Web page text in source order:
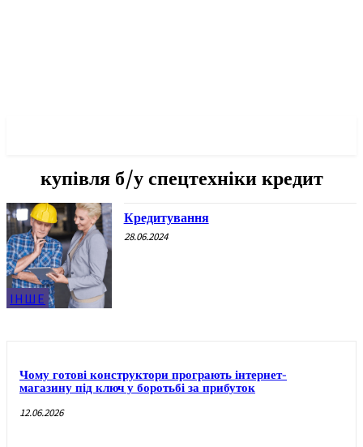
купівля б/у спецтехніки кредит
ІНШЕ
Кредитування
28.06.2024
Чому готові конструктори програють інтернет-
магазину під ключ у боротьбі за прибуток
12.06.2026